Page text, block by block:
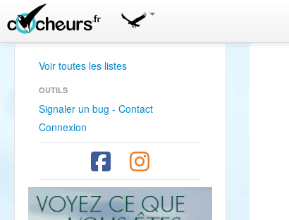
Voir toutes les listes
OUTILS
Signaler un bug - Contact
Connexion